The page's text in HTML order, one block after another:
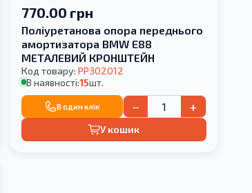
770.00 грн
Поліуретанова опора переднього
амортизатора BMW E88
МЕТАЛЕВИЙ КРОНШТЕЙН
Код товару: PP302012
В наявності:15шт.
В один клік − +
У кошик